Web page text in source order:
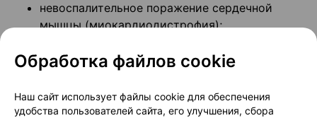
невоспалительное поражение сердечной
мышцы (миокардиодистрофия);
применении в высоких дозах - повышение
кровеносных сосудов (развитие
микроангиопатий), ощущение жара;
Обработка файлов cookie
Наш сайт использует файлы cookie для обеспечения
удобства пользователей сайта, его улучшения, сбора